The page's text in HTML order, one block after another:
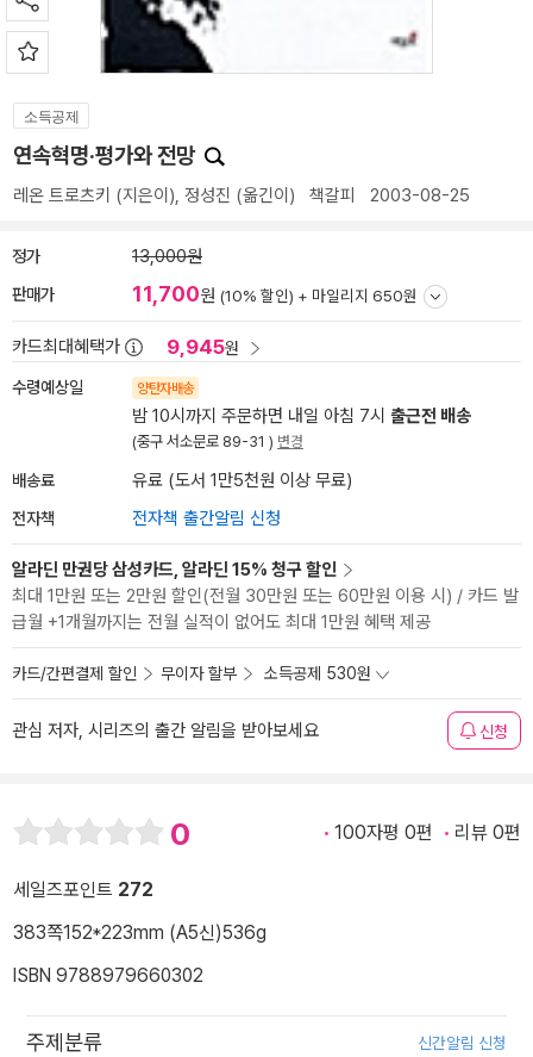
소득공제
연속혁명·평가와 전망
레온 트로츠키 (지은이), 정성진 (옮긴이) 책갈피 2003-08-25
정가 13,000원
판매가 11,700원 (10% 할인) + 마일리지 650원
카드최대혜택가 9,945원
수령예상일 양탄자배송
밤 10시까지 주문하면 내일 아침 7시 출근전 배송
(중구 서소문로 89-31 ) 변경
배송료 유료 (도서 1만5천원 이상 무료)
전자책 전자책 출간알림 신청
알라딘 만권당 삼성카드, 알라딘 15% 청구 할인
최대 1만원 또는 2만원 할인(전월 30만원 또는 60만원 이용 시) / 카드 발
급월 +1개월까지는 전월 실적이 없어도 최대 1만원 혜택 제공
카드/간편결제 할인 무이자 할부 소득공제 530원
관심 저자, 시리즈의 출간 알림을 받아보세요 신청
0 100자평 0편 리뷰 0편
세일즈포인트 272
383쪽152*223mm (A5신)536g
ISBN 9788979660302
주제분류 신간알림 신청